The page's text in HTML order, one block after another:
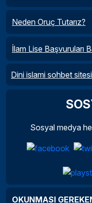
Neden Oruç Tutarız?
İlam Lise Başvuruları
Dini islami sohbet sitesi
Sosyal medya
OKUNMASI